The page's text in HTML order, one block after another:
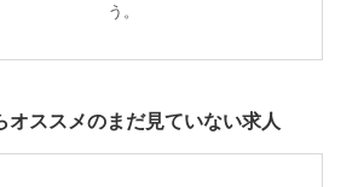
う。
オススメのまだ見ていない求人